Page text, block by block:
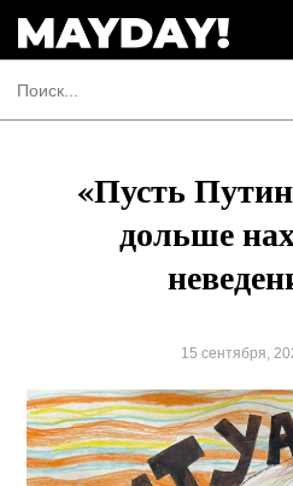
«Пусть
дольше
15 сентября,